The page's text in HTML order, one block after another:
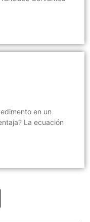
en un
La ecuación